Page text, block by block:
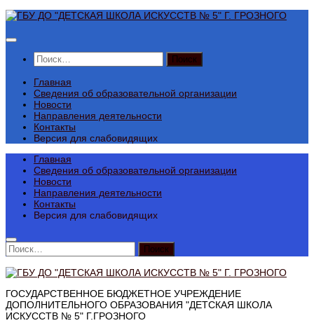
Перейти
содержимому
Найти:
Главная
Сведения об образовательной организации
Новости
Направления деятельности
Контакты
Версия для слабовидящих
Главная
Сведения об образовательной организации
Новости
Направления деятельности
Контакты
Версия для слабовидящих
Найти:
ГОСУДАРСТВЕННОЕ БЮДЖЕТНОЕ УЧРЕЖДЕНИЕ
ДОПОЛНИТЕЛЬНОГО ОБРАЗОВАНИЯ "ДЕТСКАЯ ШКОЛА
ИСКУССТВ № 5" Г.ГРОЗНОГО